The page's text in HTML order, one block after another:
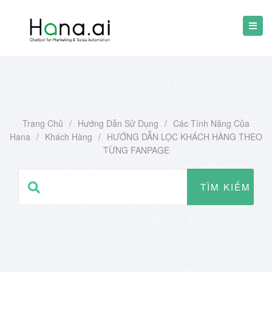
Trang Chủ / Hướng Dẫn Sử Dụng / Các Tính Năng Của
Hana / Khách Hàng / HƯỚNG DẪN LỌC KHÁCH HÀNG THEO
TỪNG FANPAGE